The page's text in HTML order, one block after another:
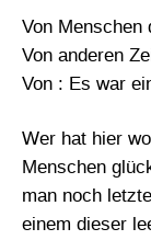
Von Menschen
Von anderen
Von : Es war
Wer hat hier
Menschen
man noch
einem dieser